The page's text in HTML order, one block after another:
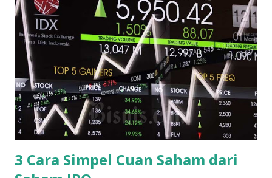
Kimia. 1. Sektor Industri Dasar dan Kimia terdiri lagi dari 8
sub-sektor yaitu : a. Sub Sektor Semen Indocement Tunggal
Prakasa Tbk (INTP) Semen Baturaja (Persero) Tbk (SMBR)
Solusi Bangun Indonesia Tbk (SMCB) Semen Indonesia
(Persero) Tbk (SMGR) Waskita Beton Precast Tbk (WSBP)
Wijaya Karya Beton Tbk (WTON) b. Sub Sektor Keramik
Porselin dan Kaca Asahimas Flat Glass Tbk (AMFG) Arwana
Citra Mulia Tbk (ARNA) Cahayaputra Asa Keramik Tbk
(CAKK) Inti Keram...
3 Cara Simpel Cuan Saham dari